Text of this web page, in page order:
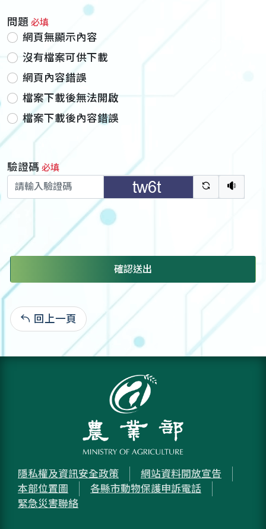
問題 必填
網頁無顯示內容
沒有檔案可供下載
網頁內容錯誤
檔案下載後無法開啟
檔案下載後內容錯誤
驗證碼 必填
驗證碼重新
聽語
確認送出
回上一頁
隱私權及資訊安全政策
網站資料開放宣告
本部位置圖
各縣市動物保護申訴電話
緊急災害聯絡